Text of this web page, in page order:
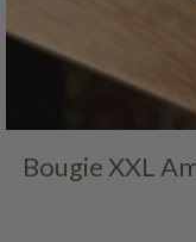
Bougie XXL